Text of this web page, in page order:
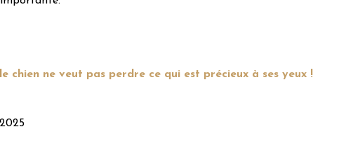
le chien ne veut pas perdre ce qui est précieux à ses yeux !